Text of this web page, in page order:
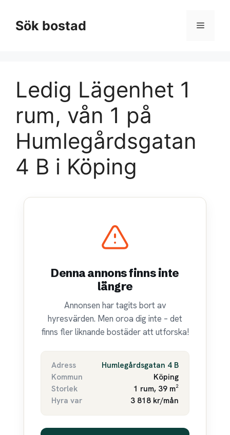
innehållSök bostad Meny
Ledig Lägenhet 1
rum, vån 1 på
Humlegårdsgatan
4 B i Köping
Denna annons finns inte
längre
Annonsen har tagits bort av
hyresvärden. Men oroa dig inte – det
finns fler liknande bostäder att utforska!
Adress
Humlegårdsgatan 4 B
Kommun
Köping
Storlek
1 rum, 39 m²
Hyra var
3 818 kr/mån